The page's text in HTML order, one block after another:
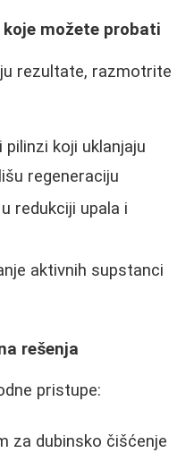
možete probati
rezultate, razmotrite
pilinzi koji uklanjaju
regeneraciju
redukciji upala i
aktivnih supstanci
rešenja
pristupe:
za dubinsko čišćenje